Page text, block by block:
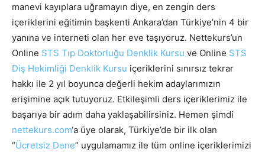
manevi kayıplara uğramayın diye, en zengin ders
içeriklerini eğitimin başkenti Ankara’dan Türkiye’nin 4 bir
yanına ve interneti olan her eve taşıyoruz. Nettekurs’un
Online STS Tıp Doktorluğu Denklik Kursu ve Online STS
Diş Hekimliği Denklik Kursu içeriklerini sınırsız tekrar
hakkı ile 2 yıl boyunca değerli hekim adaylarımızın
erişimine açık tutuyoruz. Etkileşimli ders içeriklerimiz ile
başarıya bir adım daha yaklaşabilirsiniz. Hemen şimdi
nettekurs.com‘a üye olarak, Türkiye’de bir ilk olan
“Ücretsiz Dene” uygulamamız ile tüm online içeriklerimizi